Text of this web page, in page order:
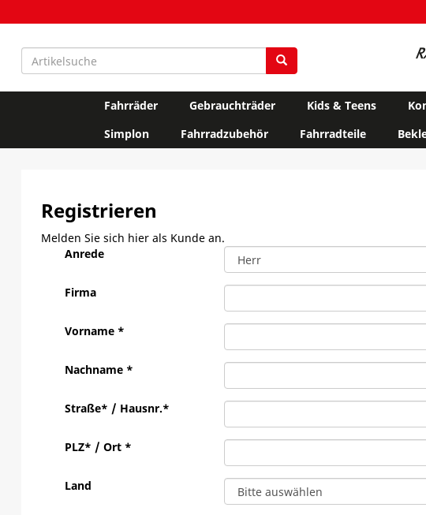
Fahrräder Gebrauchträder Kids & Teens
Simplon
Fahrradzubehör Fahrradteile
Registrieren
Melden Sie sich hier als Kunde an.
Anrede
Firma
Vorname *
Nachname *
Straße* / Hausnr.*
PLZ* / Ort *
Land